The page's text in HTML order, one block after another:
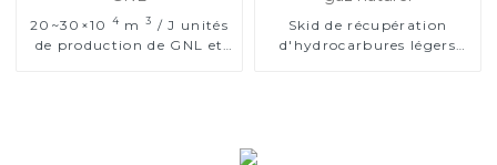
20~30×10 4 m3 / J unités
de production de GNL et
Skid de récupération
d'hydrocarbures légers